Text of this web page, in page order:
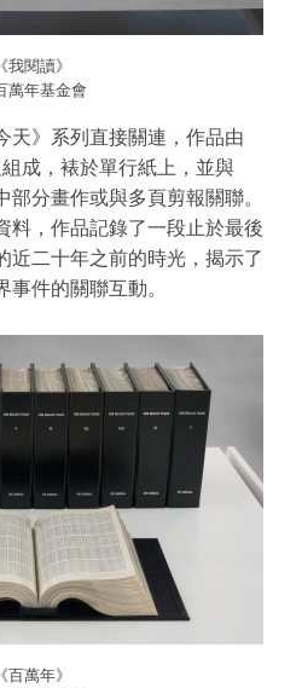
《我閱讀》
萬年基金會
天》系列直接關連，作品由
成，裱於單行紙上，並與
部分畫作或與多頁剪報關聯。
料，作品記錄了一段止於最後
近二十年之前的時光，揭示了
件的關聯互動。
《百萬年》